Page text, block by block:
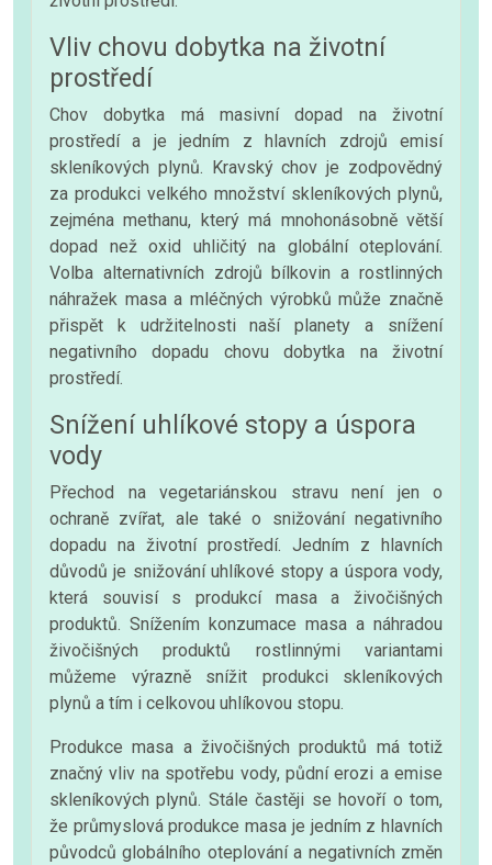
Vliv chovu dobytka na životní
prostředí
Chov dobytka má masivní dopad na životní
prostředí a je jedním z hlavních zdrojů emisí
skleníkových plynů. Kravský chov je zodpovědný
za produkci velkého množství skleníkových plynů,
zejména methanu, který má mnohonásobně větší
dopad než oxid uhličitý na globální oteplování.
Volba alternativních zdrojů bílkovin a rostlinných
náhražek masa a mléčných výrobků může značně
přispět k udržitelnosti naší planety a snížení
negativního dopadu chovu dobytka na životní
prostředí.
Snížení uhlíkové stopy a úspora
vody
Přechod na vegetariánskou stravu není jen o
ochraně zvířat, ale také o snižování negativního
dopadu na životní prostředí. Jedním z hlavních
důvodů je snižování uhlíkové stopy a úspora vody,
která souvisí s produkcí masa a živočišných
produktů. Snížením konzumace masa a náhradou
živočišných produktů rostlinnými variantami
můžeme výrazně snížit produkci skleníkových
plynů a tím i celkovou uhlíkovou stopu.
Produkce masa a živočišných produktů má totiž
značný vliv na spotřebu vody, půdní erozi a emise
skleníkových plynů. Stále častěji se hovoří o tom,
že průmyslová produkce masa je jedním z hlavních
původců globálního oteplování a negativních změn